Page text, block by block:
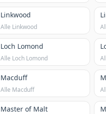
Linkwood
Alle Linkwood
Loch Lomond
Alle Loch Lomond
Macduff
Alle Macduff
Master of Malt